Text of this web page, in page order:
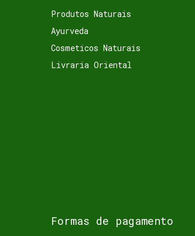
Produtos Naturais
Ayurveda
Cosmeticos Naturais
Livraria Oriental
Formas de pagamento